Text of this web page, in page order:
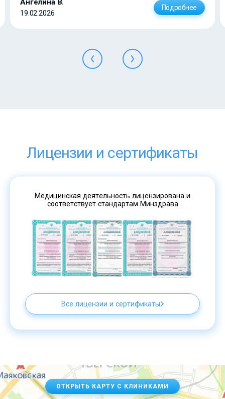
Ангелина В.
19.02.2026
Подробнее
Лицензии и сертификаты
Медицинская деятельность лицензирована и
соответствует стандартам Минздрава
Все лицензии и сертификаты
ОТКРЫТЬ КАРТУ С КЛИНИКАМИ